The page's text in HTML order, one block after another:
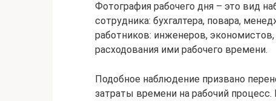
Фотография рабочего дня – это вид
сотрудника: бухгалтера, повара,
работников: инженеров,
расходования ими рабочего времени.
Подобное наблюдение призвано
затраты времени на рабочий